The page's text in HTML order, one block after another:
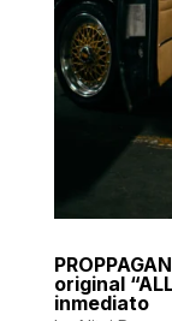
original
inmediato